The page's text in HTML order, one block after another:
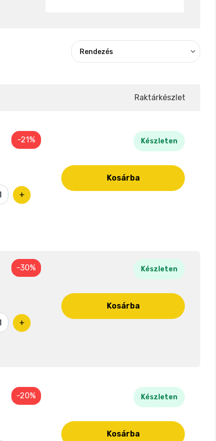
Raktárkészlet
-21%
+
Készleten
Kosárba
-30%
+
Készleten
Kosárba
-20% Készleten
Kosárba